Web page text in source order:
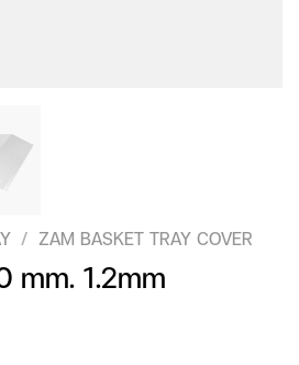
/ ZAM BASKET TRAY COVER
mm. 1.2mm